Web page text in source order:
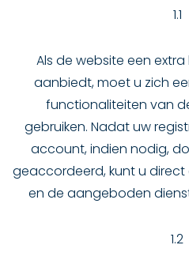
1.1
Als de website een
aanbiedt, moet u zich
functionaliteiten van
gebruiken. Nadat uw
account, indien nodig,
geaccordeerd, kunt u
en de aangeboden
1.2